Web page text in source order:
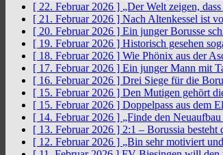
[ 22. Februar 2026 ] „Der Welt zeigen,
[ 21. Februar 2026 ] Nach Altenkessel ist
[ 20. Februar 2026 ] Ein junger Borusse
[ 19. Februar 2026 ] Historisch gesehen
[ 18. Februar 2026 ] Wie Phönix aus der
[ 17. Februar 2026 ] Ein junger Mann mit
[ 16. Februar 2026 ] Drei Siege für die
[ 15. Februar 2026 ] Den Mutigen gehört
[ 15. Februar 2026 ] Doppelpass aus dem
[ 14. Februar 2026 ] „Finde den
[ 13. Februar 2026 ] 2:1 – Borussia besteht
[ 12. Februar 2026 ] „Bin sehr motiviert